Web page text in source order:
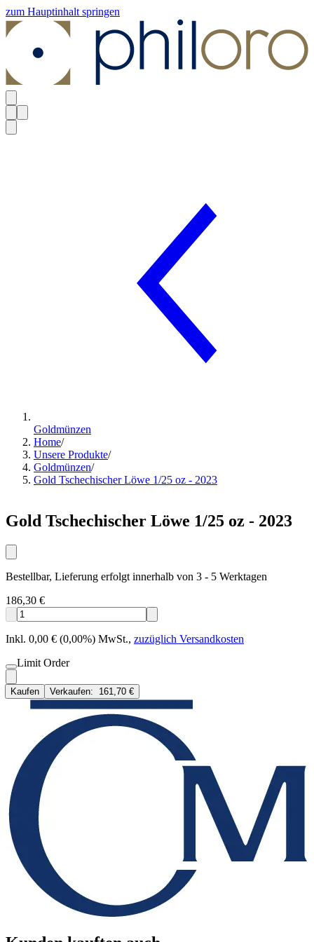
zum Hauptinhalt springen
Goldmünzen
Home/
Unsere Produkte/
Goldmünzen/
Gold Tschechischer Löwe 1/25 oz - 2023
Gold Tschechischer Löwe 1/25 oz - 2023
Bestellbar, Lieferung erfolgt innerhalb von 3 - 5 Werktagen
186,30 €
Inkl. 0,00 € (0,00%) MwSt., zuzüglich Versandkosten
Limit Order
Kaufen Verkaufen: 161,70 €